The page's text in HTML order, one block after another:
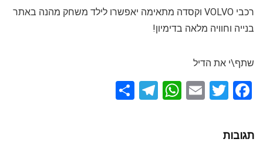
רכבי VOLVO וקסדה מתאימה יאפשרו לילד משחק מהנה באתר
בנייה וחוויה מלאה בדימיון!
שתף\י את הדיל
F
ce
b
T
E
W
T
תגובות